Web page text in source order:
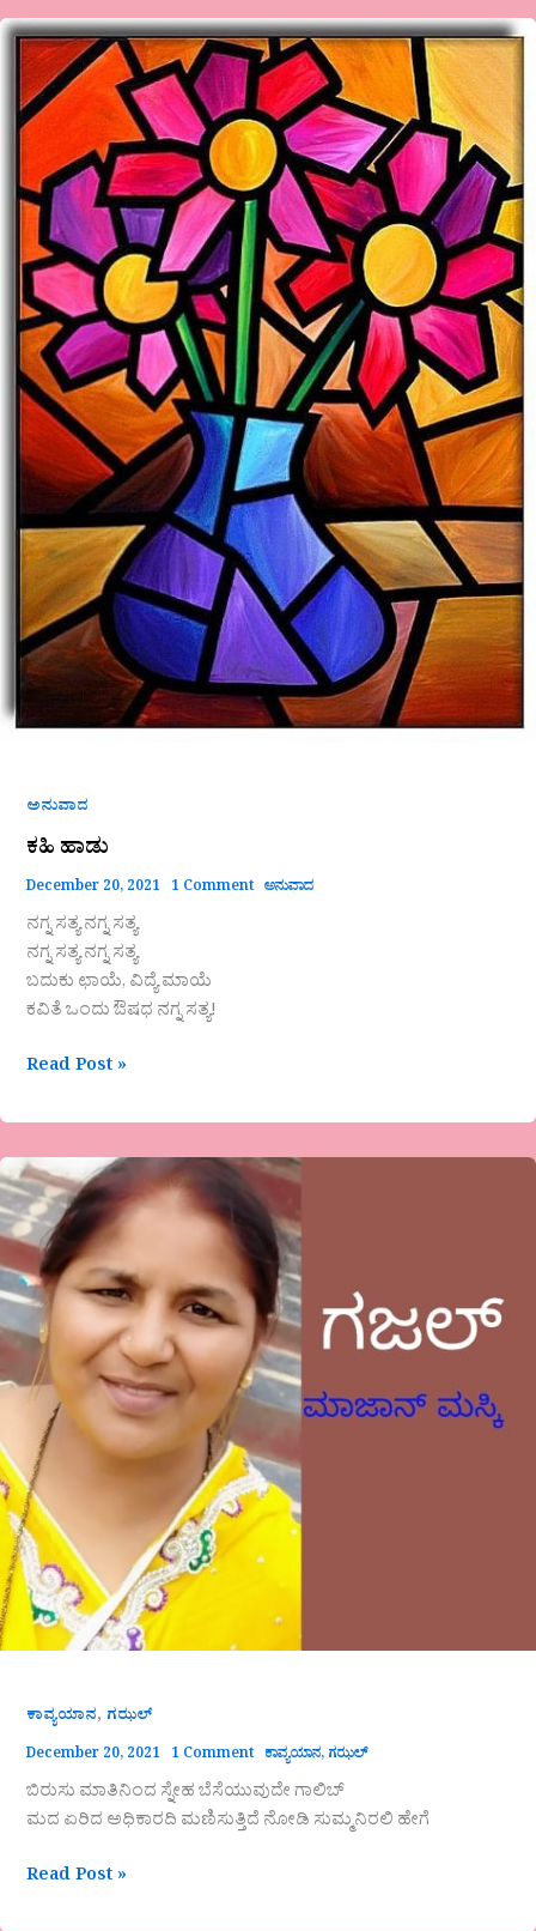
ಅನುವಾದ
ಕಹಿ ಹಾಡು
December 20, 2021 1 Comment ಅನುವಾದ
ನಗ್ನ ಸತ್ಯ‌ ನಗ್ನ ಸತ್ಯ
ನಗ್ನ ಸತ್ಯ ನಗ್ನ ಸತ್ಯ
ಬದುಕು ಛಾಯೆ, ವಿದ್ಯೆ ಮಾಯೆ
ಕವಿತೆ ಒಂದು ಔಷಧ ನಗ್ನ ಸತ್ಯ!
ಕಹಿ
ಹಾಡು
Read Post »
ಕಾವ್ಯಯಾನ, ಗಝಲ್
December 20, 2021 1 Comment ಕಾವ್ಯಯಾನ, ಗಝಲ್
ಬಿರುಸು ಮಾತಿನಿಂದ ಸ್ನೇಹ ಬೆಸೆಯುವುದೇ ಗಾಲಿಬ್
ಮದ ಏರಿದ ಅಧಿಕಾರದಿ ಮಣಿಸುತ್ತಿದೆ ನೋಡಿ ಸುಮ್ಮನಿರಲಿ ಹೇಗೆ
Read Post »